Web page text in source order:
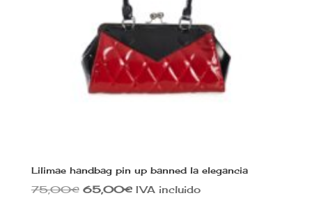
Lilimae handbag pin up banned la elegancia
75,00€ El
65,00€ElIVA incluido